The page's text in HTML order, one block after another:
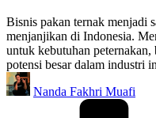
Bisnis pakan ternak menjadi
menjanjikan di Indonesia.
untuk kebutuhan
potensi besar dalam industri
Posted
by
Nanda Fakhri Muafi